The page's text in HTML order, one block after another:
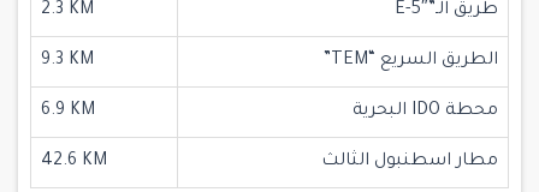
طريق الـ”E-5″ 2.3 KM
الطريق السريع “TEM” 9.3 KM
محطة IDO البحرية 6.9 KM
مطار اسطنبول الثالث 42.6 KM